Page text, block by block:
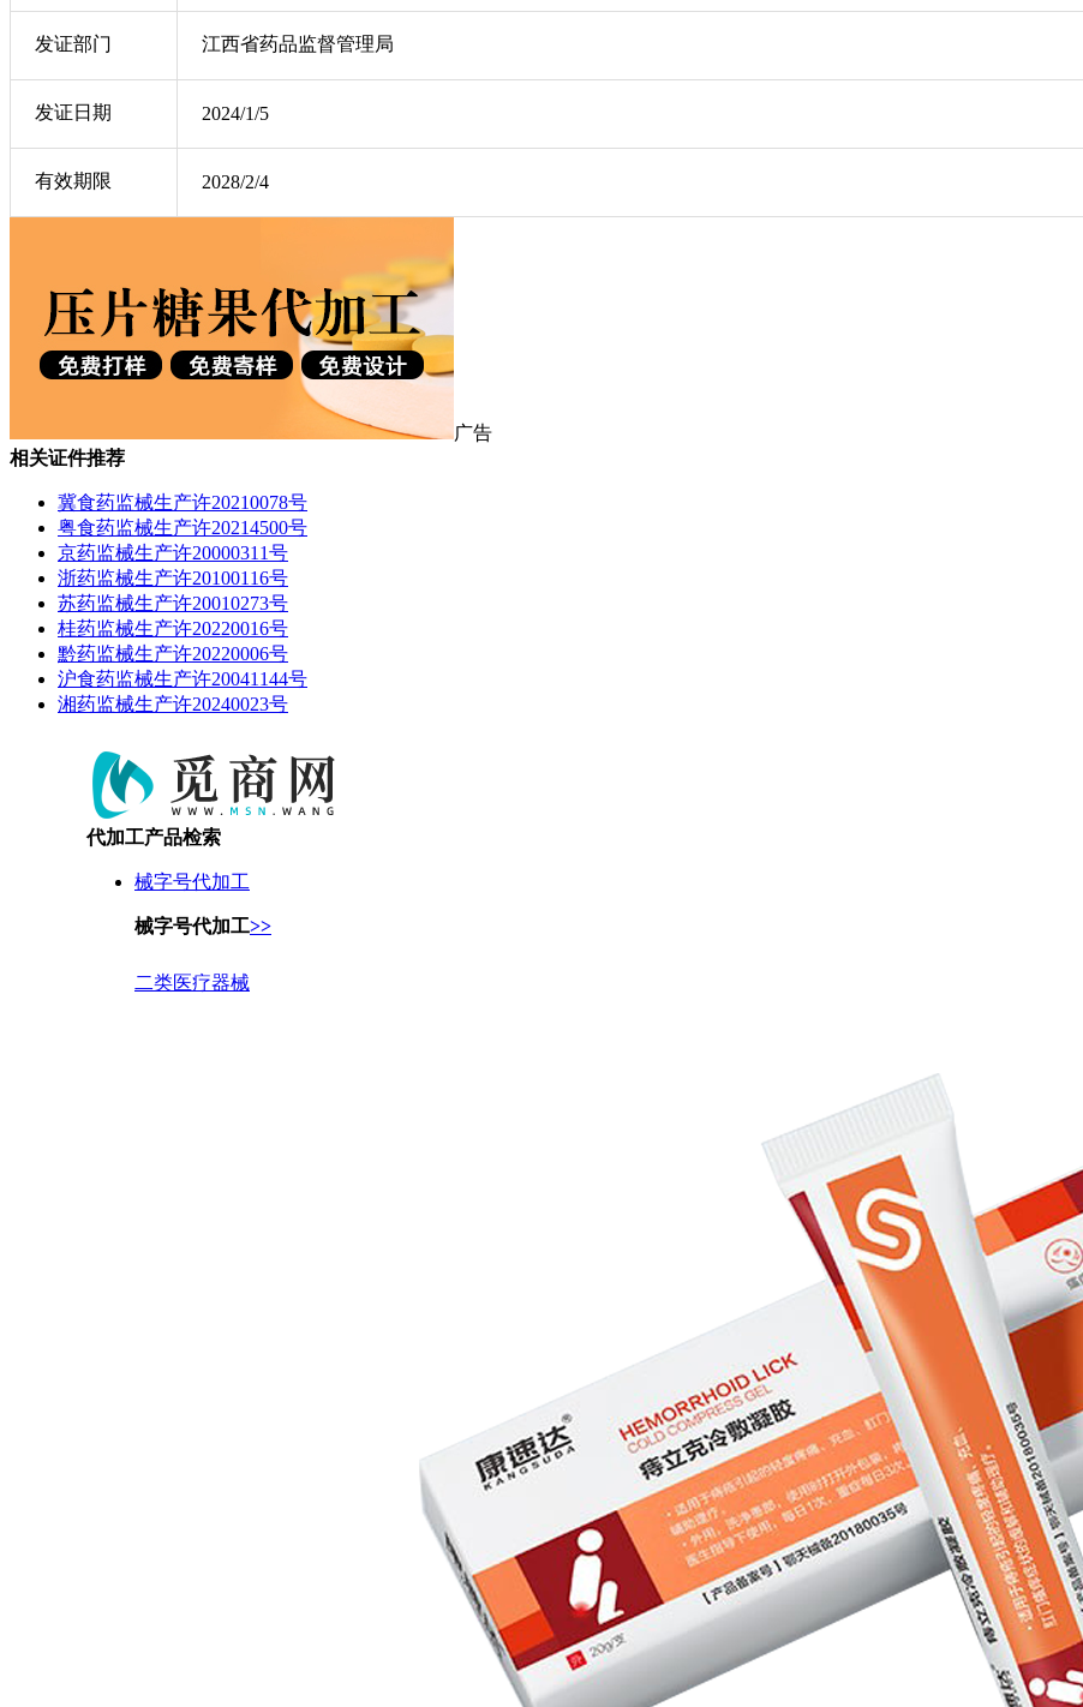
发证部门 江西省药品监督管理局
发证日期 2024/1/5
有效期限 2028/2/4
广告
相关证件推荐
冀食药监械生产许20210078号
粤食药监械生产许20214500号
京药监械生产许20000311号
浙药监械生产许20100116号
苏药监械生产许20010273号
桂药监械生产许20220016号
黔药监械生产许20220006号
沪食药监械生产许20041144号
湘药监械生产许20240023号
代加工产品检索
械字号代加工
械字号代加工>>
二类医疗器械